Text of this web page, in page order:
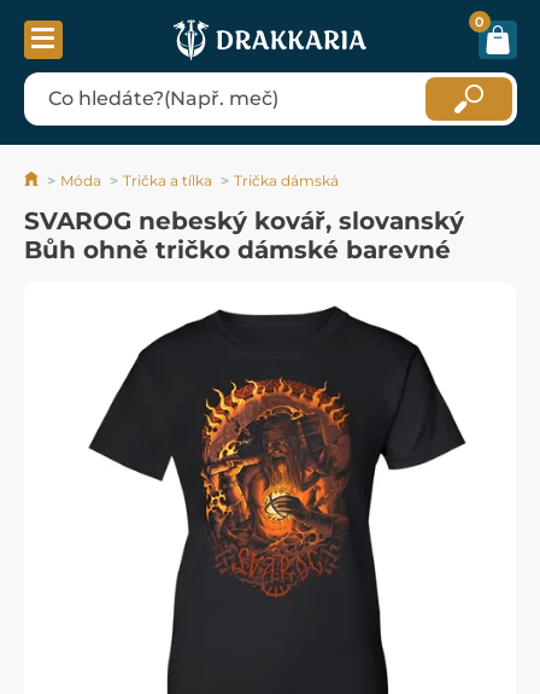
0
Móda Trička a tílka Trička dámská
SVAROG nebeský kovář, slovanský
Bůh ohně tričko dámské barevné